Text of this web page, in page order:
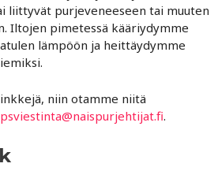
liittyvät purjeveneeseen tai muuten
Iltojen pimetessä kääriydymme
lämpöön ja heittäydymme
niin otamme niitä
.